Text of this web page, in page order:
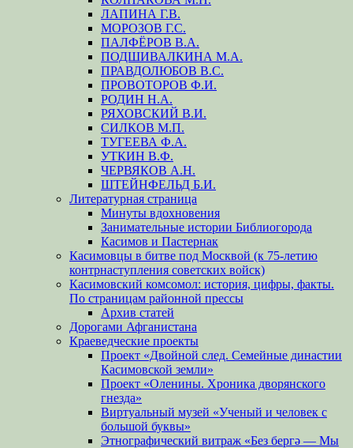
ЛАПИНА Г.В.
МОРОЗОВ Г.С.
ПАЛФЁРОВ В.А.
ПОДШИВАЛКИНА М.А.
ПРАВДОЛЮБОВ В.С.
ПРОВОТОРОВ Ф.И.
РОДИН Н.А.
РЯХОВСКИЙ В.И.
СИЛКОВ М.П.
ТУГЕЕВА Ф.А.
УТКИН В.Ф.
ЧЕРВЯКОВ А.Н.
ШТЕЙНФЕЛЬД Б.И.
Литературная страница
Минуты вдохновения
Занимательные истории Библиогорода
Касимов и Пастернак
Касимовцы в битве под Москвой (к 75-летию
контрнаступления советских войск)
Касимовский комсомол: история, цифры, факты.
По страницам районной прессы
Архив статей
Дорогами Афганистана
Краеведческие проекты
Проект «Двойной след. Семейные династии
Касимовской земли»
Проект «Оленины. Хроника дворянского
гнезда»
Виртуальный музей «Ученый и человек с
большой буквы»
Этнографический витраж «Без бергə — Мы